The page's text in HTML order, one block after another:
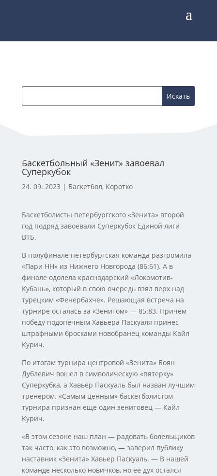
Баскетбольный «Зенит» завоевал
Суперкубок
24. 09. 2023 | Баскетбол, Коротко
Баскетболисты петербургского «Зенита» второй
год подряд завоевали Суперкубок Единой лиги
ВТБ.
В полуфинале петербургская команда разгромила
«Пари НН» из Нижнего Новгорода (86:61). А в
финале одолела краснодарский «Локомотив-
Кубань», который в свою очередь взял верх над
турецким «Фенербахче». Решающая встреча на
турнире осталась за «Зенитом» — 85:83. Причем
победу подопечным Хавьера Паскуаля принес
штрафными бросками новобранец команды Кайл
Курич.
По итогам турнира центровой «Зенита» Боян
Дублевич вошел в символическую «пятерку»
Суперкубка, а Хавьер Паскуаль был назван лучшим
тренером. «Самым ценным» баскетболистом
турнира признан еще один зенитовец — Кайл
Курич.
«В этом сезоне наш план — радовать болельщиков
так часто, как это возможно, — заверил публику
наставник «Зенита» Хавьер Паскуаль. — В нашей
команде несколько новичков, но её дух остался